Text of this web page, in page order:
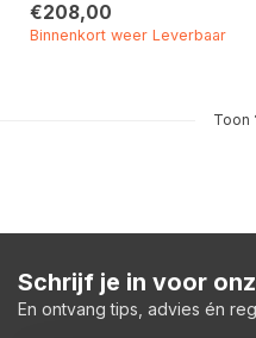
€208,00
Binnenkort weer Leverbaar
Toon
Schrijf je in voor
En ontvang tips, advies én